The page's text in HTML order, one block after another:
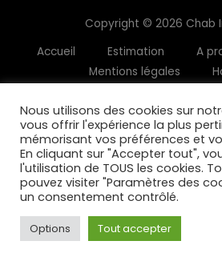
Copyright © 2026 Chab
Accueil
Estimation A
Mentions légales
Nous utilisons des cookies sur
vous offrir l'expérience la plus
mémorisant vos préférences et
En cliquant sur "Accepter tout",
l'utilisation de TOUS les cookies.
pouvez visiter "Paramètres des
un consentement contrôlé.
Options Tout accepter